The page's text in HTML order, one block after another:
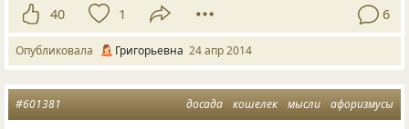
40 1 6
Опубликовала Григорьевна 24 апр 2014
досада кошелек мысли афоризмусы
#601381